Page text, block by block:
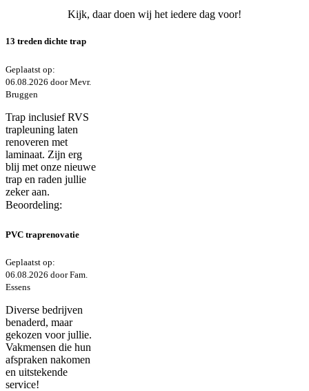
Kijk, daar doen wij het iedere dag voor!
13 treden dichte trap
Geplaatst op:
06.08.2026 door Mevr.
Bruggen
Trap inclusief RVS
trapleuning laten
renoveren met
laminaat. Zijn erg
blij met onze nieuwe
trap en raden jullie
zeker aan.
Beoordeling:
PVC traprenovatie
Geplaatst op:
06.08.2026 door Fam.
Essens
Diverse bedrijven
benaderd, maar
gekozen voor jullie.
Vakmensen die hun
afspraken nakomen
en uitstekende
service!